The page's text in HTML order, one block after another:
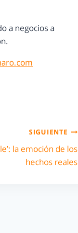
a negocios a
SIGUIENTE
la emoción de los
hechos reales